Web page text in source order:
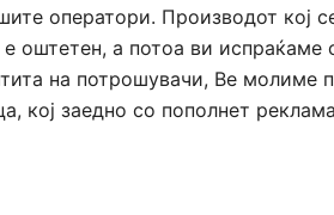
оператори. Производот кој
оштетен, а потоа ви испраќаме
на потрошувачи, Ве молиме
кој заедно со пополнет